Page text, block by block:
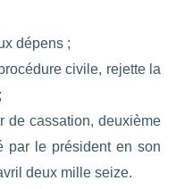
dépens ;
civile, rejette la
de cassation, deuxième
par le président en son
deux mille seize.